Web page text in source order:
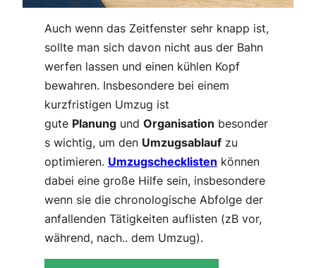
Auch wenn das Zeitfenster sehr knapp ist,
sollte man sich davon nicht aus der Bahn
werfen lassen und einen kühlen Kopf
bewahren. Insbesondere bei einem
kurzfristigen Umzug ist
gute Planungund Organisation besonder
s wichtig, um den Umzugsablaufzu
optimieren. Umzugschecklisten können
dabei eine große Hilfe sein, insbesondere
wenn sie die chronologische Abfolge der
anfallenden Tätigkeiten auflisten (zB vor,
während, nach.. dem Umzug).